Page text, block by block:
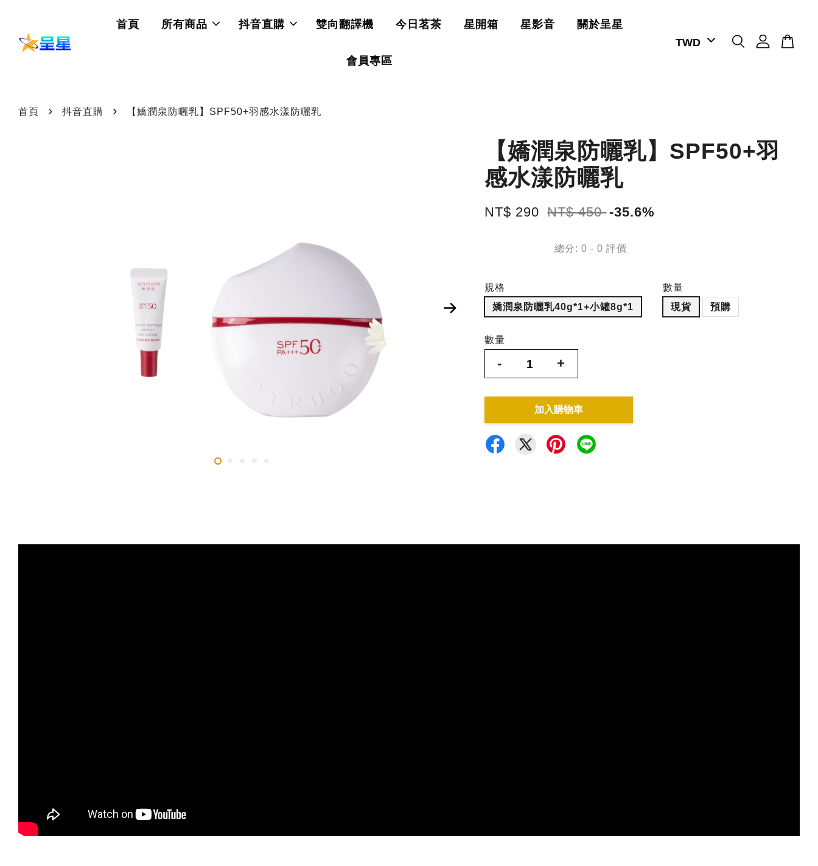
首頁 所有商品 抖音直購 雙向翻譯機 今日茗茶 星開箱 星影音 關於呈星
會員專區
首頁 › 抖音直購 › 【嬌潤泉防曬乳】SPF50+羽感水漾防曬乳
【嬌潤泉防曬乳】SPF50+羽
感水漾防曬乳
NT$ 290 NT$ 450 -35.6%
總分:0 -0 評價
規格
嬌潤泉防曬乳40g*1+小罐8g*1
數量
現貨
預購
數量
- +
加入購物車